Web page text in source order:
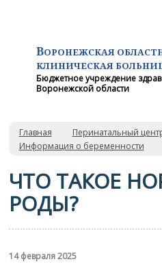
ВОРОНЕЖСКАЯ
КЛИНИЧЕСКАЯ
Бюджетное учреждение
Воронежской области
Главная
Перинатальный
Информация о беременности
ЧТО ТАКОЕ
РОДЫ?
14 февраля 2025